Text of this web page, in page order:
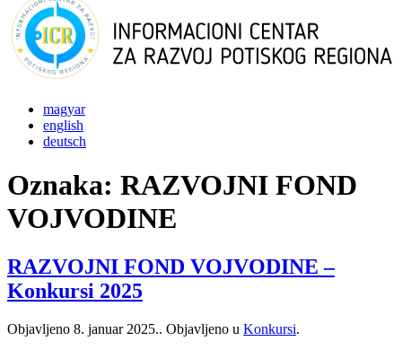
magyar
english
deutsch
Oznaka: RAZVOJNI FOND
VOJVODINE
RAZVOJNI FOND VOJVODINE –
Konkursi 2025
Objavljeno 8. januar 2025.. Objavljeno u Konkursi.